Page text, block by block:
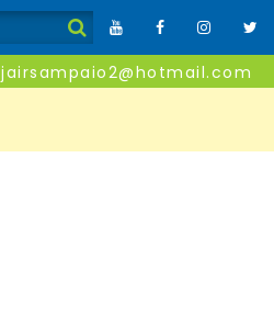
jairsampaio2@hotmail.com